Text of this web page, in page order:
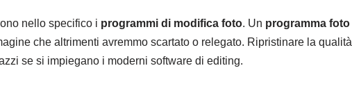
nello specifico i programmi di modifica foto. Un programma foto
che altrimenti avremmo scartato o relegato. Ripristinare la qualità
se si impiegano i moderni software di editing.